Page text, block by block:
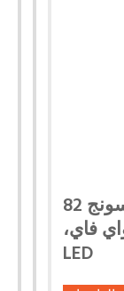
* تلفزيون سامسونج 82
فاي،
LED